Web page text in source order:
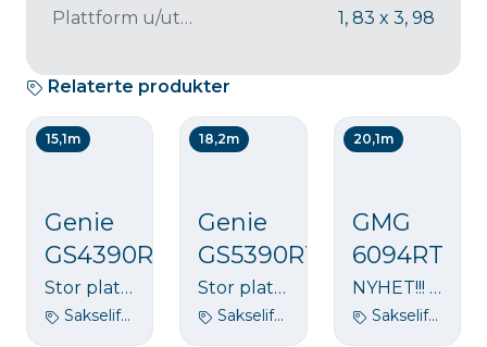
Plattform u/utskyv
1, 83 x 3, 98
Relaterte produkter
15,1m
Genie
GS4390RT
Stor plattform på 15 m terrenggående sakselift. Løftekapasitet 680 kg. Et godt alternativ til stillas på noen byggeoppdrag.
Sakselift, Arbeid ute
18,2m
Genie
GS5390RT
Stor plattform på 18,2 m terrenggående sakselift. Løftekapasitet 680 kg. Et godt alternativ til stillas på noen byggeoppdrag.
Sakselift, Arbeid ute
20,1m
GMG
6094RT
NYHET!!! Stor plattform på 20,1 m terrenggående sakselift. Løftekapasitet 540 kg. Et godt alternativ til stillas på noen byggeoppdrag.
Sakselift, Arbeid ute